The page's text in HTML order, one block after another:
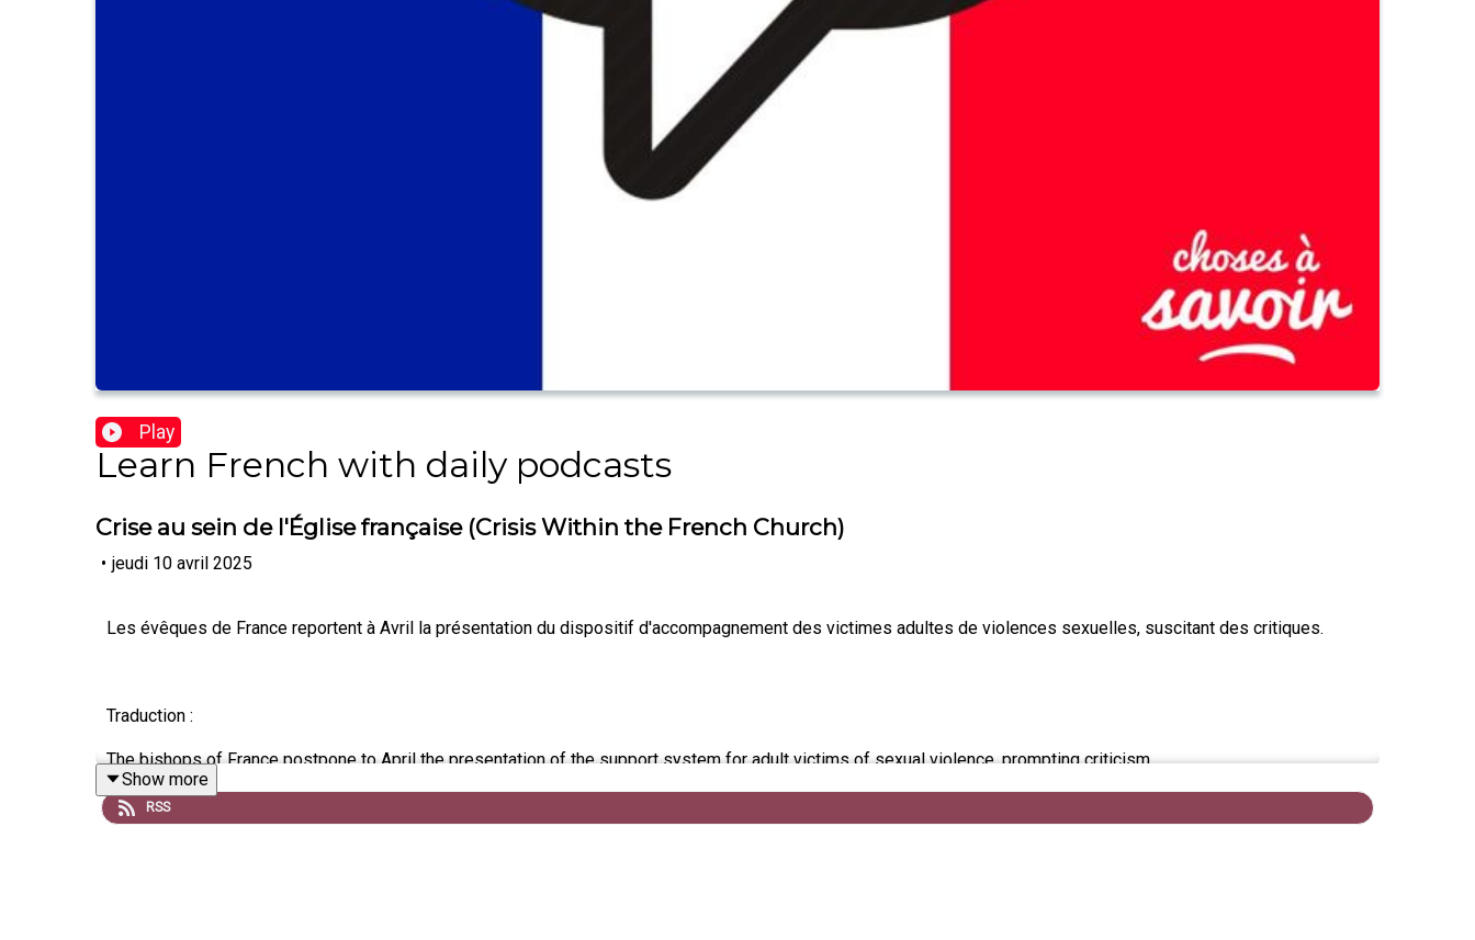
Play
Learn French with daily podcasts
Crise au sein de l'Église française (Crisis Within the French Church)
• jeudi 10 avril 2025
Les évêques de France reportent à Avril la présentation du dispositif d'accompagnement des victimes adultes de violences sexuelles, suscitant des critiques.
Traduction :
The bishops of France postpone to April the presentation of the support system for adult victims of sexual violence, prompting criticism.
Show more
RSS